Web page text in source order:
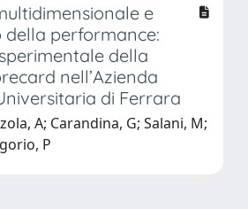
e
performance:
della
nell’Azienda
di Ferrara
A; Carandina, G; Salani, M;
P